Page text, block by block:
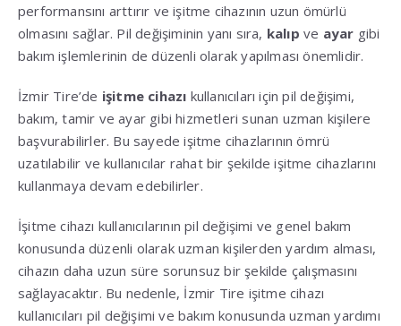
performansını arttırır ve işitme cihazının uzun ömürlü
olmasını sağlar. Pil değişiminin yanı sıra, kalıp ve ayar gibi
bakım işlemlerinin de düzenli olarak yapılması önemlidir.
İzmir Tire’de işitme cihazı kullanıcıları için pil değişimi,
bakım, tamir ve ayar gibi hizmetleri sunan uzman kişilere
başvurabilirler. Bu sayede işitme cihazlarının ömrü
uzatılabilir ve kullanıcılar rahat bir şekilde işitme cihazlarını
kullanmaya devam edebilirler.
İşitme cihazı kullanıcılarının pil değişimi ve genel bakım
konusunda düzenli olarak uzman kişilerden yardım alması,
cihazın daha uzun süre sorunsuz bir şekilde çalışmasını
sağlayacaktır. Bu nedenle, İzmir Tire işitme cihazı
kullanıcıları pil değişimi ve bakım konusunda uzman yardımı